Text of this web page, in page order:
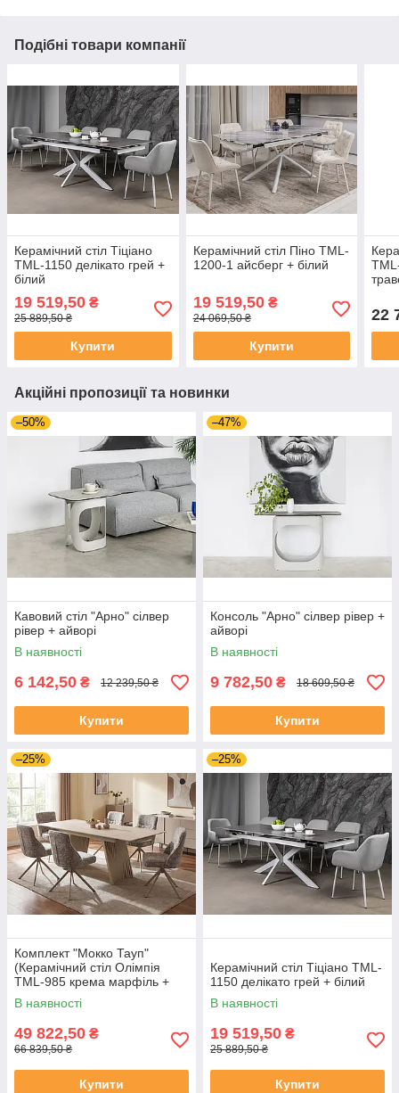
Подібні товари компанії
Керамічний стіл Тіціано
TML-1150 делікато грей +
білий
19 519,50 ₴
25 889,50 ₴
Купити
Керамічний стіл Піно TML-
1200-1 айсберг + білий
19 519,50₴
24 069,50 ₴
Купити
22
Акційні пропозиції та новинки
–50%
Кавовий стіл "Арно" сілвер
рівер + айворі
В наявності
6 142,50 ₴ 12 239,50 ₴
Купити
–47%
Консоль "Арно" сілвер рівер +
айворі
В наявності
9 782,50 ₴ 18 609,50 ₴
Купити
–25%
Комплект "Мокко Тауп"
(Керамічний стіл Олімпія
TML-985 крема марфіль +
Стільці R-168 перлинний
тауп 6 шт)
В наявності
49 822,50 ₴
66 839,50 ₴
Купити
–25%
Керамічний стіл Тіціано TML-
1150 делікато грей + білий
В наявності
19 519,50 ₴
25 889,50 ₴
Купити